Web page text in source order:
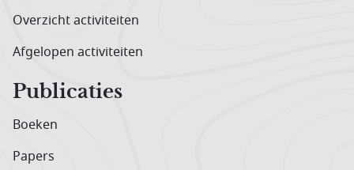
Overzicht activiteiten
Afgelopen activiteiten
Publicaties
Boeken
Papers